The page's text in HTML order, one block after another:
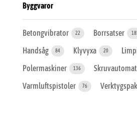
Byggvaror
Betongvibrator 22 Borrsatser
Handsåg 84 Klyvyxa 20
Polermaskiner 136 Skruvautomat
Varmluftspistoler 76